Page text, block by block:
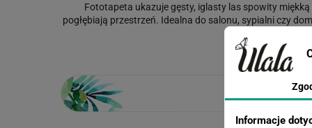
Fototapeta ukazuje gęsty, iglasty las spowity
pogłębiają przestrzeń. Idealna do salonu, sypialni czy
Informacje